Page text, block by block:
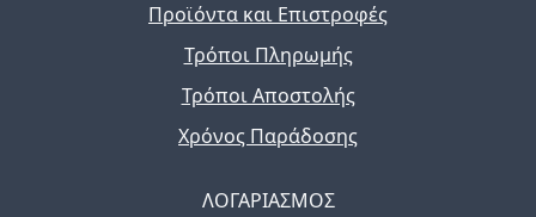
Προϊόντα και Επιστροφές
Τρόποι Πληρωμής
Τρόποι Αποστολής
Χρόνος Παράδοσης
ΛΟΓΑΡΙΑΣΜΟΣ